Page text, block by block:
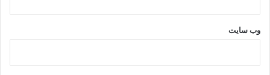
وب‌ سایت